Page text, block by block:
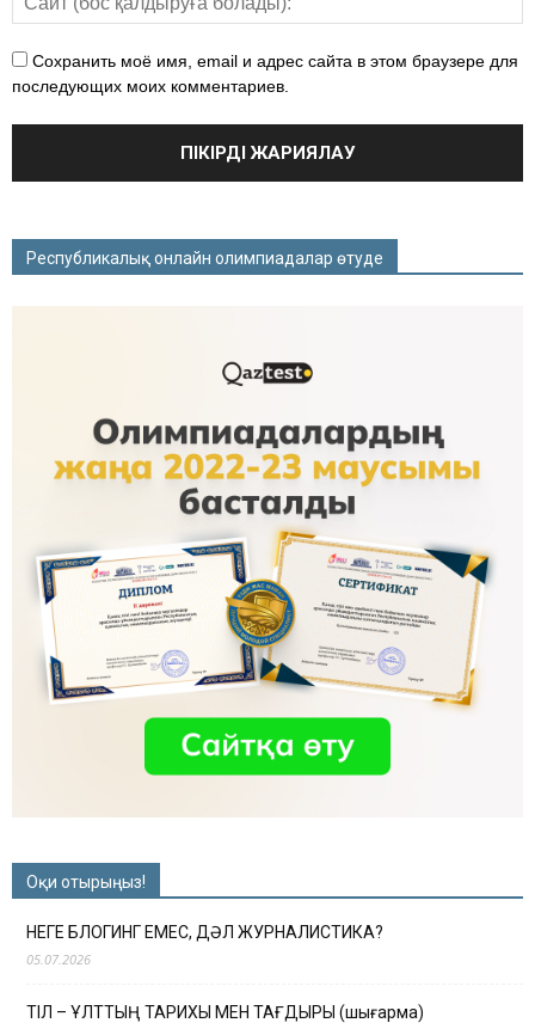
Сохранить моё имя, email и адрес сайта в этом браузере для
последующих моих комментариев.
Республикалық онлайн олимпиадалар өтуде
Оқи отырыңыз!
НЕГЕ БЛОГИНГ ЕМЕС, ДӘЛ ЖУРНАЛИСТИКА?
05.07.2026
ТІЛ – ҰЛТТЫҢ ТАРИХЫ МЕН ТАҒДЫРЫ (шығарма)